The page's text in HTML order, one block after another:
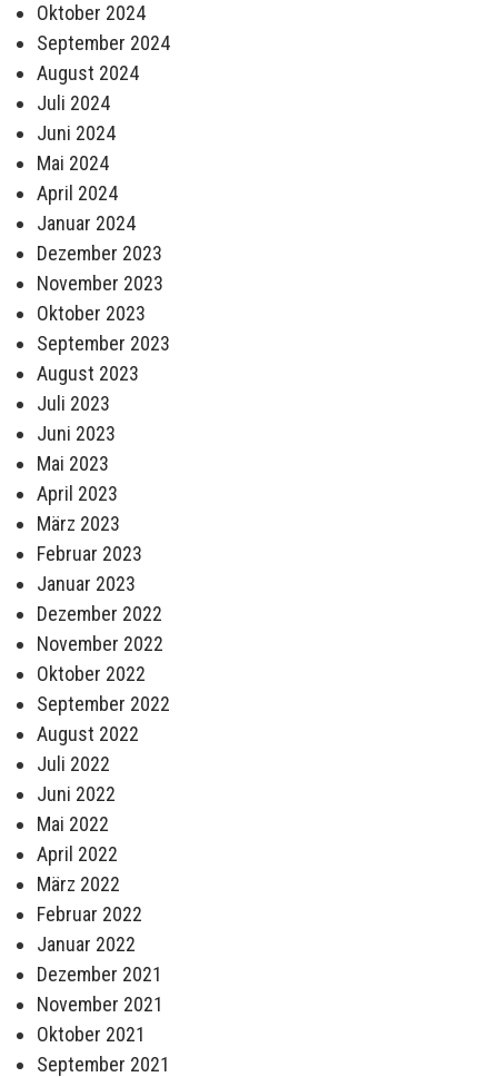
Oktober 2024
September 2024
August 2024
Juli 2024
Juni 2024
Mai 2024
April 2024
Januar 2024
Dezember 2023
November 2023
Oktober 2023
September 2023
August 2023
Juli 2023
Juni 2023
Mai 2023
April 2023
März 2023
Februar 2023
Januar 2023
Dezember 2022
November 2022
Oktober 2022
September 2022
August 2022
Juli 2022
Juni 2022
Mai 2022
April 2022
März 2022
Februar 2022
Januar 2022
Dezember 2021
November 2021
Oktober 2021
September 2021